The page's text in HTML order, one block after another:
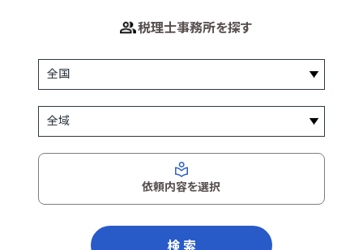
税理士事務所を探す
依頼内容を選択
検 索